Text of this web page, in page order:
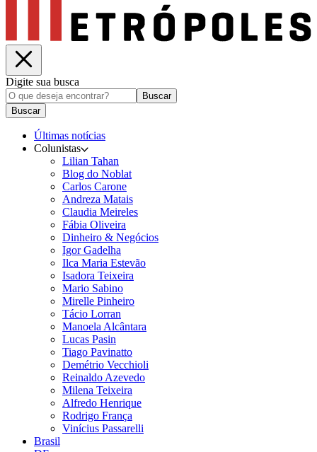
Digite sua busca
Buscar
Buscar
Últimas notícias
Colunistas
Lilian Tahan
Blog do Noblat
Carlos Carone
Andreza Matais
Claudia Meireles
Fábia Oliveira
Dinheiro & Negócios
Igor Gadelha
Ilca Maria Estevão
Isadora Teixeira
Mario Sabino
Mirelle Pinheiro
Tácio Lorran
Manoela Alcântara
Lucas Pasin
Tiago Pavinatto
Demétrio Vecchioli
Reinaldo Azevedo
Milena Teixeira
Alfredo Henrique
Rodrigo França
Vinícius Passarelli
Brasil